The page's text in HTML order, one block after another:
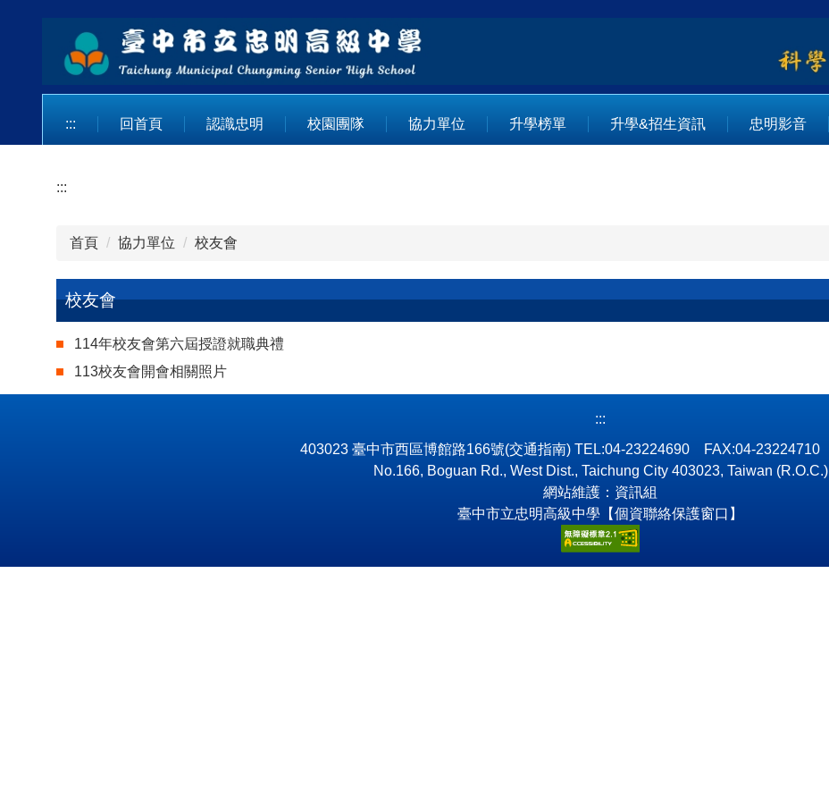
區
::: 回首頁 認識忠明 校園團隊 協力單位 升學榜單 升學&招生資訊 忠明影音
:::
首頁 協力單位 校友會
校友會
114年校友會第六屆授證就職典禮
113校友會開會相關照片
:::
403023 臺中市西區博館路166號(交通指南) TEL:04-23224690 FAX:04-23224710
No.166, Boguan Rd., West Dist., Taichung City 403023, Taiwan (R.O.C.)
網站維護：資訊組
臺中市立忠明高級中學【個資聯絡保護窗口】